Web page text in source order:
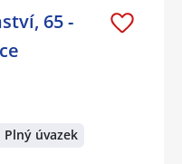
65 -
Plný úvazek